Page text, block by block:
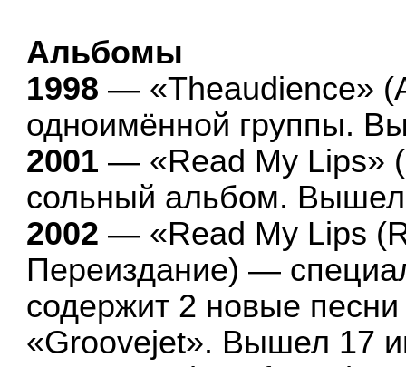
Альбомы
1998— «Theaudience»
одноимённой группы.
2001— «Read My Lips»
сольный альбом. Вышел
2002— «Read My Lips
Переиздание) —
содержит 2 новые
«Groovejet». Вышел 17